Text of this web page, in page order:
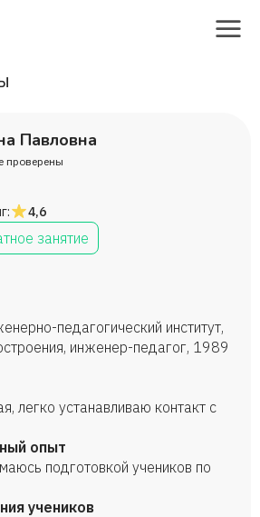
Павловна
проверены
4,6
занятие
педагогический институт,
инженер-педагог, 1989
легко устанавливаю контакт с
опыт
подготовкой учеников по
учеников